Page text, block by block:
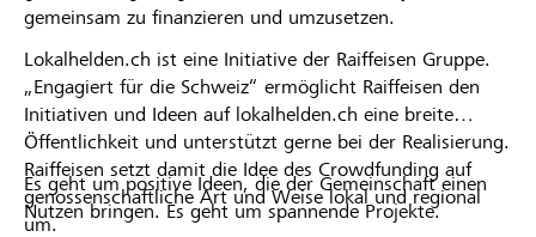
gemeinsam zu finanzieren und umzusetzen.
Lokalhelden.ch ist eine Initiative der Raiffeisen Gruppe.
„Engagiert für die Schweiz“ ermöglicht Raiffeisen den
Initiativen und Ideen auf lokalhelden.ch eine breite
Öffentlichkeit und unterstützt gerne bei der Realisierung.
Raiffeisen setzt damit die Idee des Crowdfunding auf
genossenschaftliche Art und Weise lokal und regional
um.
Es geht um positive Ideen, die der Gemeinschaft einen
Nutzen bringen. Es geht um spannende Projekte.